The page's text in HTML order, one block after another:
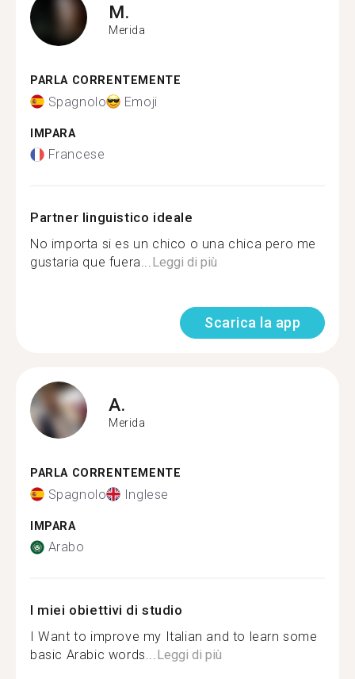
M.
Merida
PARLA CORRENTEMENTE
Spagnolo Emoji
IMPARA
Francese
Partner linguistico ideale
No importa si es un chico o una chica pero me
gustaria que fuera...Leggi di più
Scarica la app
A.
Merida
PARLA CORRENTEMENTE
Spagnolo Inglese
IMPARA
Arabo
I miei obiettivi di studio
I Want to improve my Italian and to learn some
basic Arabic words...Leggi di più